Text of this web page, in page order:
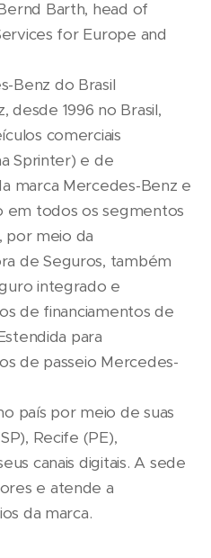
Barth, head of
for Europe and
Benz do Brasil
desde 1996 no Brasil,
comerciais
Sprinter) e de
marca Mercedes-Benz e
em todos os segmentos
por meio da
de Seguros, também
integrado e
de financiamentos de
para
de passeio Mercedes-
país por meio de suas
Recife (PE),
canais digitais. A sede
e atende a
da marca.